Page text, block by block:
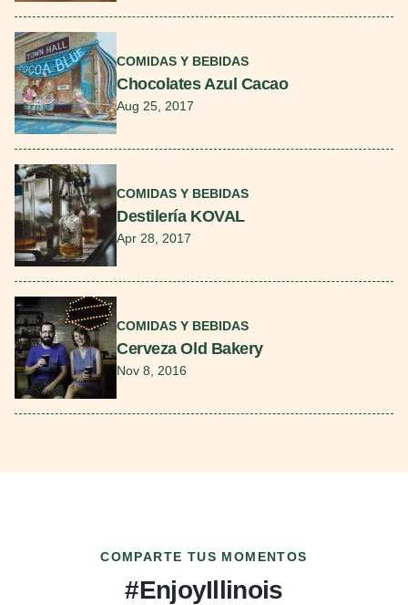
COMIDAS Y BEBIDAS
Chocolates Azul Cacao
Aug 25, 2017
COMIDAS Y BEBIDAS
Destilería KOVAL
Apr 28, 2017
COMIDAS Y BEBIDAS
Cerveza Old Bakery
Nov 8, 2016
COMPARTE TUS MOMENTOS
#EnjoyIllinois